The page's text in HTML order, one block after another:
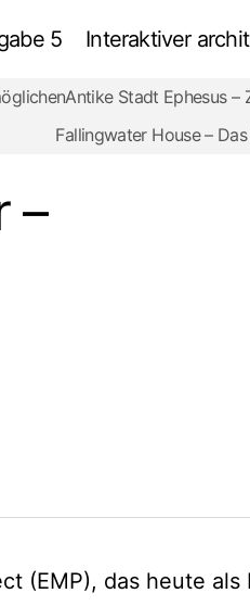
5 Interaktiver
Museum für
Antike Stadt Ephesus –
Fallingwater House –
–
(EMP), das heute